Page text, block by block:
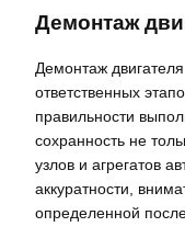
Демонтаж
Демонтаж
ответственных
правильности
сохранность не
узлов и агрегатов
аккуратности,
определенной